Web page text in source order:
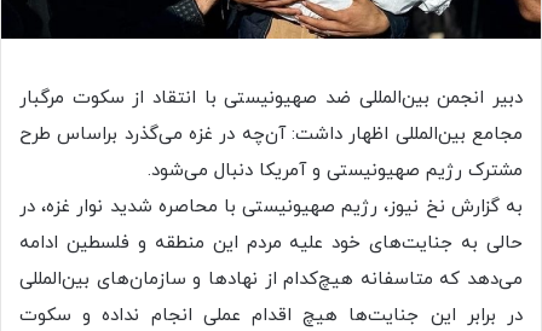
دبیر انجمن بین‌المللی ضد صهیونیستی با انتقاد از سکوت مرگبار
مجامع بین‌المللی اظهار داشت: آن‌چه در غزه می‌گذرد براساس طرح
مشترک رژیم صهیونیستی و آمریکا دنبال می‌شود.
به گزارش نخ نیوز، رژیم صهیونیستی با محاصره شدید نوار غزه، در
حالی به جنایت‌های خود علیه مردم این منطقه و فلسطین ادامه
می‌دهد که متاسفانه هیچ‌کدام از نهادها و سازمان‌های بین‌المللی
در برابر این جنایت‌ها هیچ اقدام عملی انجام نداده و سکوت